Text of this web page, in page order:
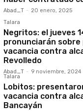
Abad_T - 20 enero, 2025
Talara
Negritos: el jueves
pronunciarán sobre
vacancia contra
Revolledo
Abad_T - 9 noviembre, 2024
Talara
Lobitos:
vacancia contra
Bancayán